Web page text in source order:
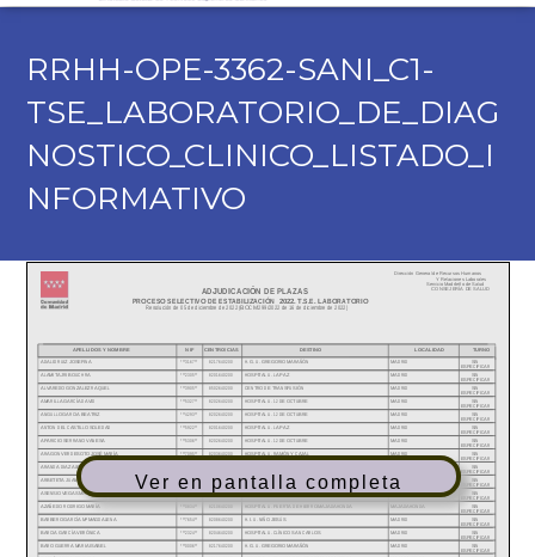
RRHH-OPE-3362-SANI_C1-
TSE_LABORATORIO_DE_DIAG
NOSTICO_CLINICO_LISTADO_I
NFORMATIVO
Ver en pantalla completa